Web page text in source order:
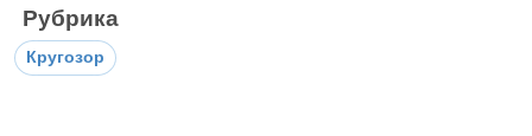
Рубрика
Кругозор